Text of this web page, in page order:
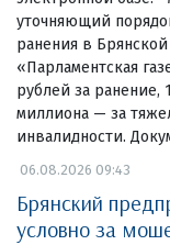
уточняющий
ранения в
«Парламентская
рублей за ранение,
миллиона — за
инвалидности.
06.08.2026 09:43
Брянский
условно за